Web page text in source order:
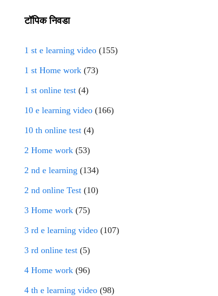
टॉपिक निवडा
1 st e learning video (155)
1 st Home work (73)
1 st online test (4)
10 e learning video (166)
10 th online test (4)
2 Home work (53)
2 nd e learning (134)
2 nd online Test (10)
3 Home work (75)
3 rd e learning video (107)
3 rd online test (5)
4 Home work (96)
4 th e learning video (98)